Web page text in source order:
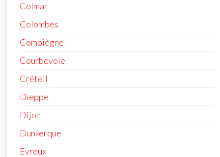
Colmar
Colombes
Compiègne
Courbevoie
Créteil
Dieppe
Dijon
Dunkerque
Evreux